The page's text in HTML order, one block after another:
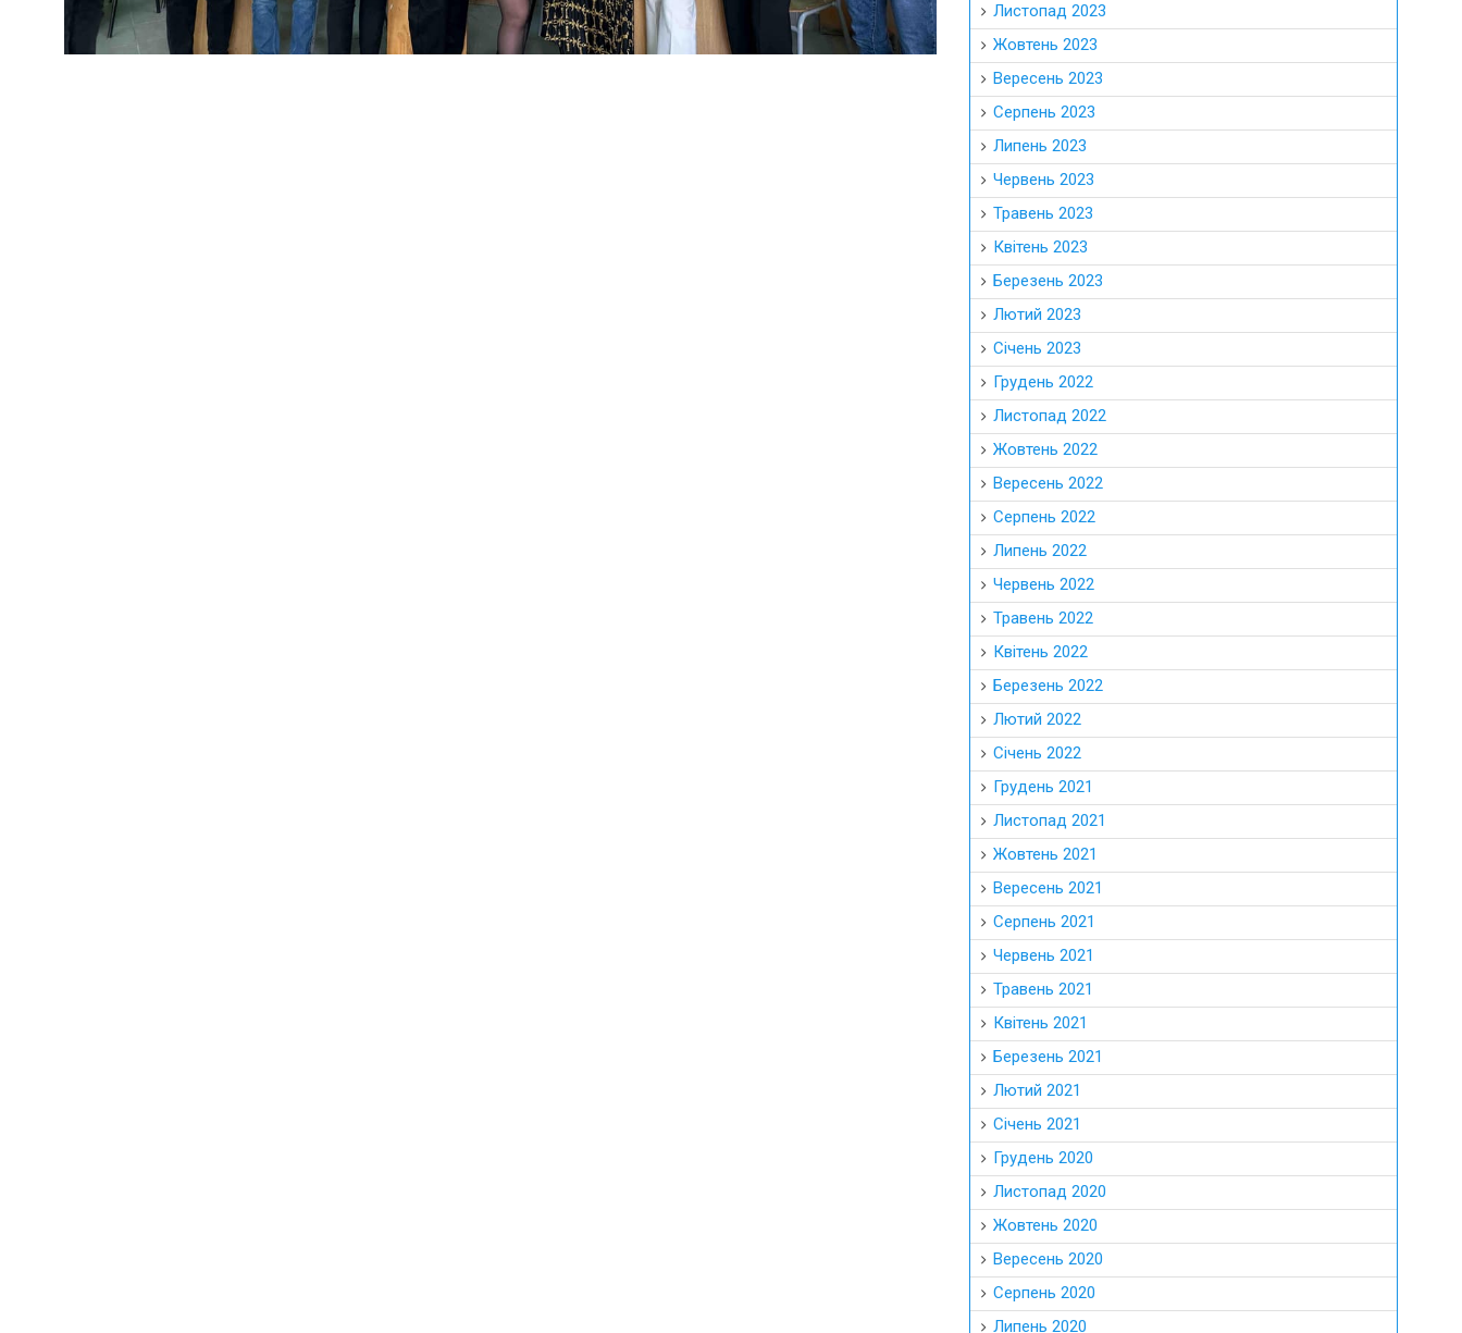
Листопад 2023
Жовтень 2023
Вересень 2023
Серпень 2023
Липень 2023
Червень 2023
Травень 2023
Квітень 2023
Березень 2023
Лютий 2023
Січень 2023
Грудень 2022
Листопад 2022
Жовтень 2022
Вересень 2022
Серпень 2022
Липень 2022
Червень 2022
Травень 2022
Квітень 2022
Березень 2022
Лютий 2022
Січень 2022
Грудень 2021
Листопад 2021
Жовтень 2021
Вересень 2021
Серпень 2021
Червень 2021
Травень 2021
Квітень 2021
Березень 2021
Лютий 2021
Січень 2021
Грудень 2020
Листопад 2020
Жовтень 2020
Вересень 2020
Серпень 2020
Липень 2020